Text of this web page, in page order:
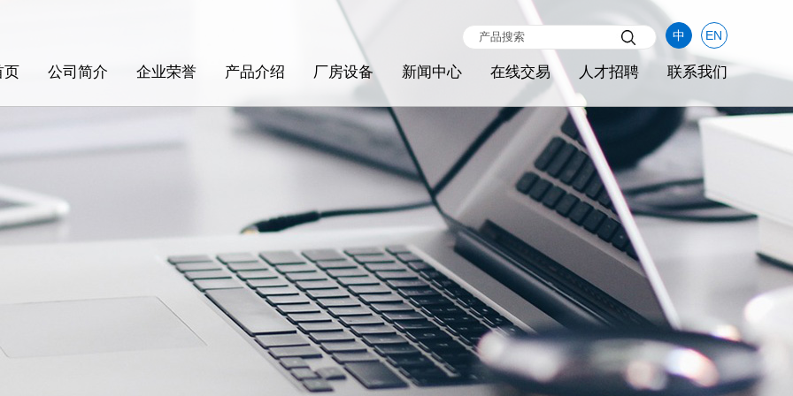
EN
中
页 公司简介 企业荣誉 产品介绍 厂房设备 新闻中心 在线交易 人才招聘 联系我们